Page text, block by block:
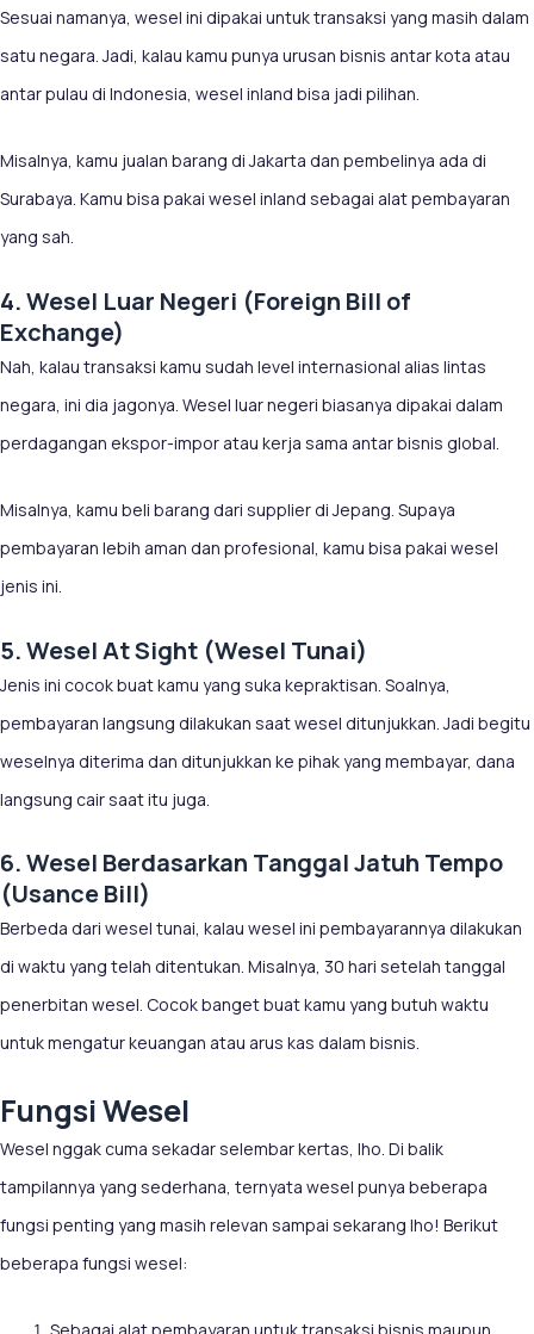
Sesuai namanya, wesel ini dipakai untuk transaksi yang masih dalam
satu negara. Jadi, kalau kamu punya urusan bisnis antar kota atau
antar pulau di Indonesia, wesel inland bisa jadi pilihan.
Misalnya, kamu jualan barang di Jakarta dan pembelinya ada di
Surabaya. Kamu bisa pakai wesel inland sebagai alat pembayaran
yang sah.
4. Wesel Luar Negeri (Foreign Bill of
Exchange)
Nah, kalau transaksi kamu sudah level internasional alias lintas
negara, ini dia jagonya. Wesel luar negeri biasanya dipakai dalam
perdagangan ekspor-impor atau kerja sama antar bisnis global.
Misalnya, kamu beli barang dari supplier di Jepang. Supaya
pembayaran lebih aman dan profesional, kamu bisa pakai wesel
jenis ini.
5. Wesel At Sight (Wesel Tunai)
Jenis ini cocok buat kamu yang suka kepraktisan. Soalnya,
pembayaran langsung dilakukan saat wesel ditunjukkan. Jadi begitu
weselnya diterima dan ditunjukkan ke pihak yang membayar, dana
langsung cair saat itu juga.
6. Wesel Berdasarkan Tanggal Jatuh Tempo
(Usance Bill)
Berbeda dari wesel tunai, kalau wesel ini pembayarannya dilakukan
di waktu yang telah ditentukan. Misalnya, 30 hari setelah tanggal
penerbitan wesel. Cocok banget buat kamu yang butuh waktu
untuk mengatur keuangan atau arus kas dalam bisnis.
Fungsi Wesel
Wesel nggak cuma sekadar selembar kertas, lho. Di balik
tampilannya yang sederhana, ternyata wesel punya beberapa
fungsi penting yang masih relevan sampai sekarang lho! Berikut
beberapa fungsi wesel: